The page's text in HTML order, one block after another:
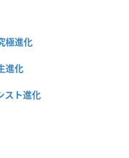
極進化
進化
スト進化